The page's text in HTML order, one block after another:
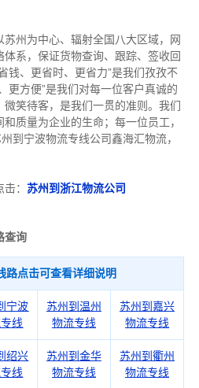
苏州为中心、辐射全国八大区域，网
系，保证货物查询、跟踪、签收回
钱、更省时、更省力”是我们孜孜不
更方便”是我们对每一位客户真诚的
笑待客，是我们一贯的准则。我们
质量为企业的生命；每一位员工，
到宁波物流专线公司鑫海汇物流，
： 苏州到浙江物流公司
查询
路点击可查看详细说明
宁波
线
苏州到温州
物流专线
苏州到嘉兴
物流专线
绍兴
线
苏州到金华
物流专线
苏州到衢州
物流专线